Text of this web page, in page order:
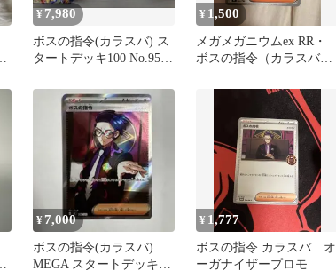
¥ 7,980
ボスの指令(カラスバ) ス
タートデッキ100 No.95
¥ 1,500
メガメガニウムex RR・
ボスの指令（カラスバ）
¥ 7,000
ボスの指令(カラスバ)
MEGA スタートデッキ
¥ 1,777
ボスの指令 カラスバ オ
ーガナイザープロモ